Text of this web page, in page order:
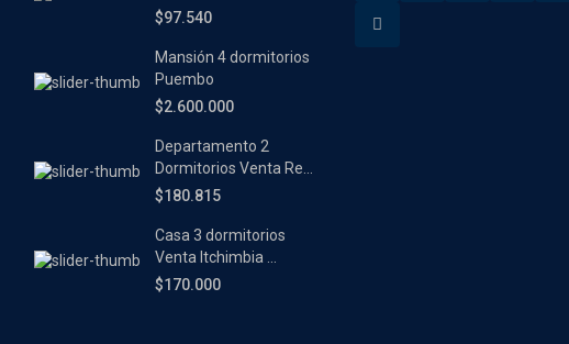
$97.540
Mansión 4 dormitorios
Puembo
$2.600.000
Departamento 2
Dormitorios Venta Re...
$180.815
Casa 3 dormitorios
Venta Itchimbia ...
$170.000